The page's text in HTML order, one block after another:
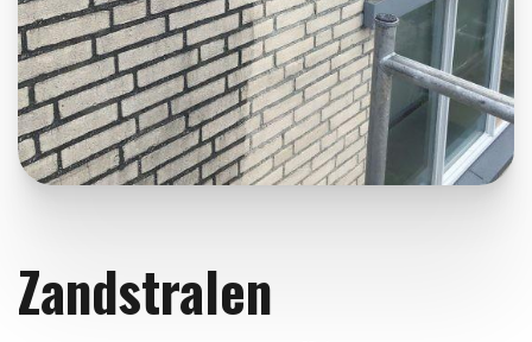
Zandstralen